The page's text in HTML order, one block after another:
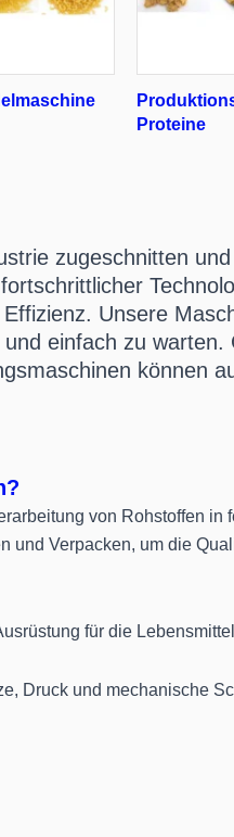
Proteine
zugeschnitten
Unsere
einfach zu warten.
können
von Rohstoffen in
und Verpacken, um die
für die
Druck und mechanische